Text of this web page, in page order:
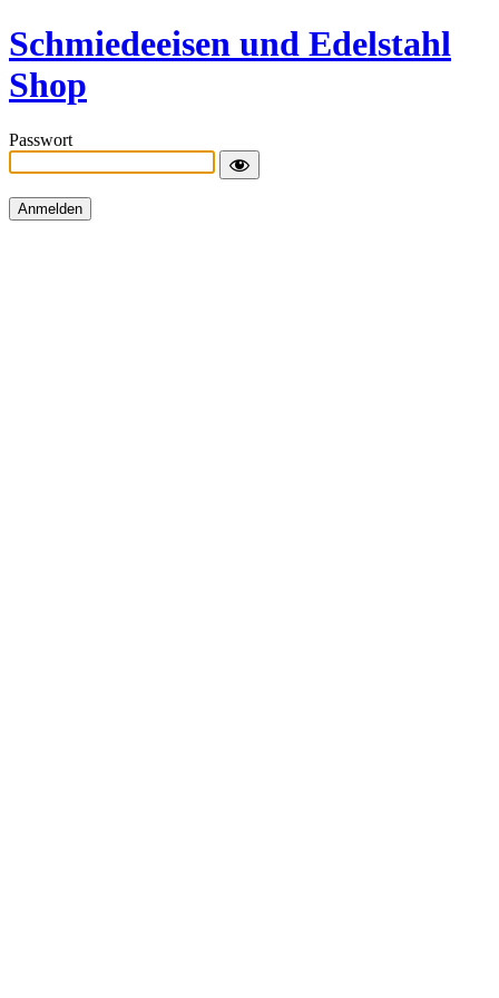
Schmiedeeisen und Edelstahl
Shop
Passwort